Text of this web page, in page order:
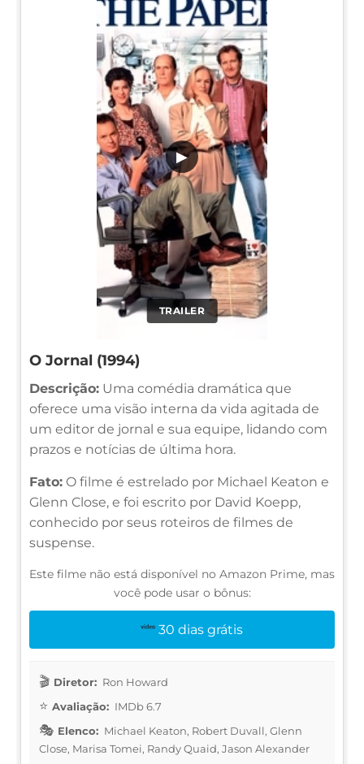
TRAILER
▶
O Jornal (1994)
Descrição: Uma comédia dramática que
oferece uma visão interna da vida agitada de
um editor de jornal e sua equipe, lidando com
prazos e notícias de última hora.
Fato: O filme é estrelado por Michael Keaton e
Glenn Close, e foi escrito por David Koepp,
conhecido por seus roteiros de filmes de
suspense.
Este filme não está disponível no Amazon Prime, mas
você pode usar o bônus:
30 dias grátis
Diretor: Ron Howard
Avaliação: IMDb 6.7
Elenco: Michael Keaton, Robert Duvall, Glenn
Close, Marisa Tomei, Randy Quaid, Jason Alexander